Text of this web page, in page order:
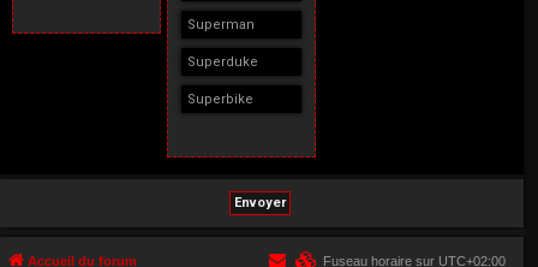
Superman
Superduke
Superbike
Accueil du forum Fuseau horaire sur UTC+02:00